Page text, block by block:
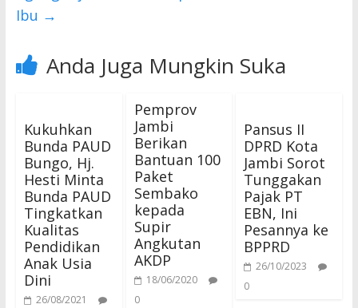
Ibu →
Anda Juga Mungkin Suka
Kukuhkan
Bunda PAUD
Bungo, Hj.
Hesti Minta
Bunda PAUD
Tingkatkan
Kualitas
Pendidikan
Anak Usia
Dini
26/08/2021
Pemprov
Jambi
Berikan
Bantuan 100
Paket
Sembako
kepada
Supir
Angkutan
AKDP
18/06/2020
0
Pansus II
DPRD Kota
Jambi Sorot
Tunggakan
Pajak PT
EBN, Ini
Pesannya ke
BPPRD
26/10/2023
0